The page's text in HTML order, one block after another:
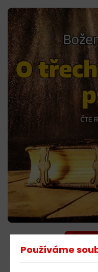
Používáme